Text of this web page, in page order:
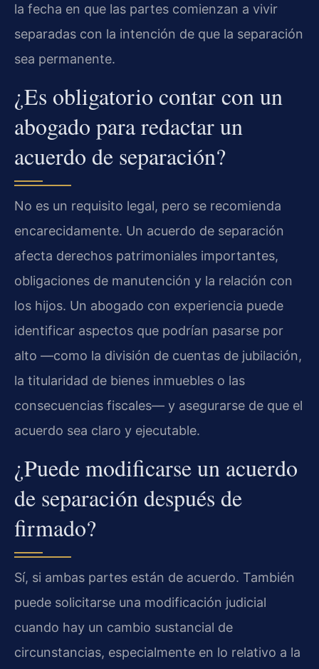
la fecha en que las partes comienzan a vivir
separadas con la intención de que la separación
sea permanente.
¿Es obligatorio contar con un
abogado para redactar un
acuerdo de separación?
No es un requisito legal, pero se recomienda
encarecidamente. Un acuerdo de separación
afecta derechos patrimoniales importantes,
obligaciones de manutención y la relación con
los hijos. Un abogado con experiencia puede
identificar aspectos que podrían pasarse por
alto —como la división de cuentas de jubilación,
la titularidad de bienes inmuebles o las
consecuencias fiscales— y asegurarse de que el
acuerdo sea claro y ejecutable.
¿Puede modificarse un acuerdo
de separación después de
firmado?
Sí, si ambas partes están de acuerdo. También
puede solicitarse una modificación judicial
cuando hay un cambio sustancial de
circunstancias, especialmente en lo relativo a la